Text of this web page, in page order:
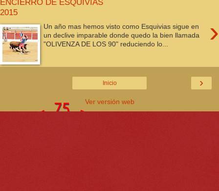
2015
›
Un año mas hemos visto como Esquivias sigue en
un declive imparable donde quedo la bien llamada
"OLIVENZA DE LOS 90" reduciendo lo...
›
Inicio
Ver versión web